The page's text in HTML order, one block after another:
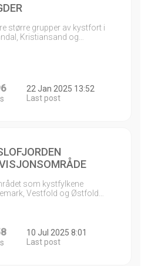
større grupper av kystfort i
Kristiansand og…
22 Jan 2025 13:52
Last post
som kystfylkene
Vestfold og Østfold…
10 Jul 2025 8:01
Last post